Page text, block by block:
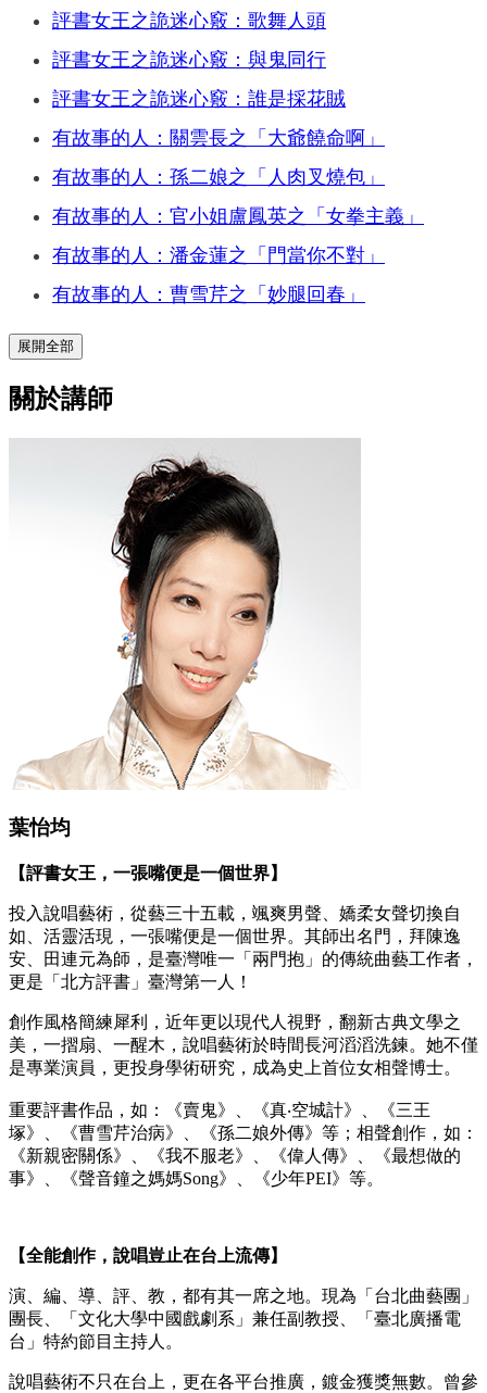
評書女王之詭迷心竅：歌舞人頭
評書女王之詭迷心竅：與鬼同行
評書女王之詭迷心竅：誰是採花賊
有故事的人：關雲長之「大爺饒命啊」
有故事的人：孫二娘之「人肉叉燒包」
有故事的人：官小姐盧鳳英之「女拳主義」
有故事的人：潘金蓮之「門當你不對」
有故事的人：曹雪芹之「妙腿回春」
展開全部
關於講師
葉怡均
【評書女王，一張嘴便是一個世界】
投入說唱藝術，從藝三十五載，颯爽男聲、嬌柔女聲切換自
如、活靈活現，一張嘴便是一個世界。其師出名門，拜陳逸
安、田連元為師，是臺灣唯一「兩門抱」的傳統曲藝工作者，
更是「北方評書」臺灣第一人！
創作風格簡練犀利，近年更以現代人視野，翻新古典文學之
美，一摺扇、一醒木，說唱藝術於時間長河滔滔洗鍊。她不僅
是專業演員，更投身學術研究，成為史上首位女相聲博士。
重要評書作品，如：《賣鬼》、《真‧空城計》、《三王
塚》、《曹雪芹治病》、《孫二娘外傳》等；相聲創作，如：
《新親密關係》、《我不服老》、《偉人傳》、《最想做的
事》、《聲音鐘之媽媽Song》、《少年PEI》等。
【全能創作，說唱豈止在台上流傳】
演、編、導、評、教，都有其一席之地。現為「台北曲藝團」
團長、「文化大學中國戲劇系」兼任副教授、「臺北廣播電
台」特約節目主持人。
說唱藝術不只在台上，更在各平台推廣，鍍金獲獎無數。曾參